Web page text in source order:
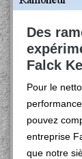
Des
Falck
Pour le
pouvez
entreprise
que notre